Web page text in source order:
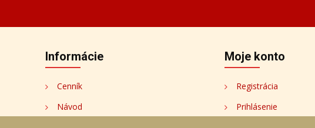
Informácie
Cenník
Návod
Moje konto
Registrácia
Prihlásenie